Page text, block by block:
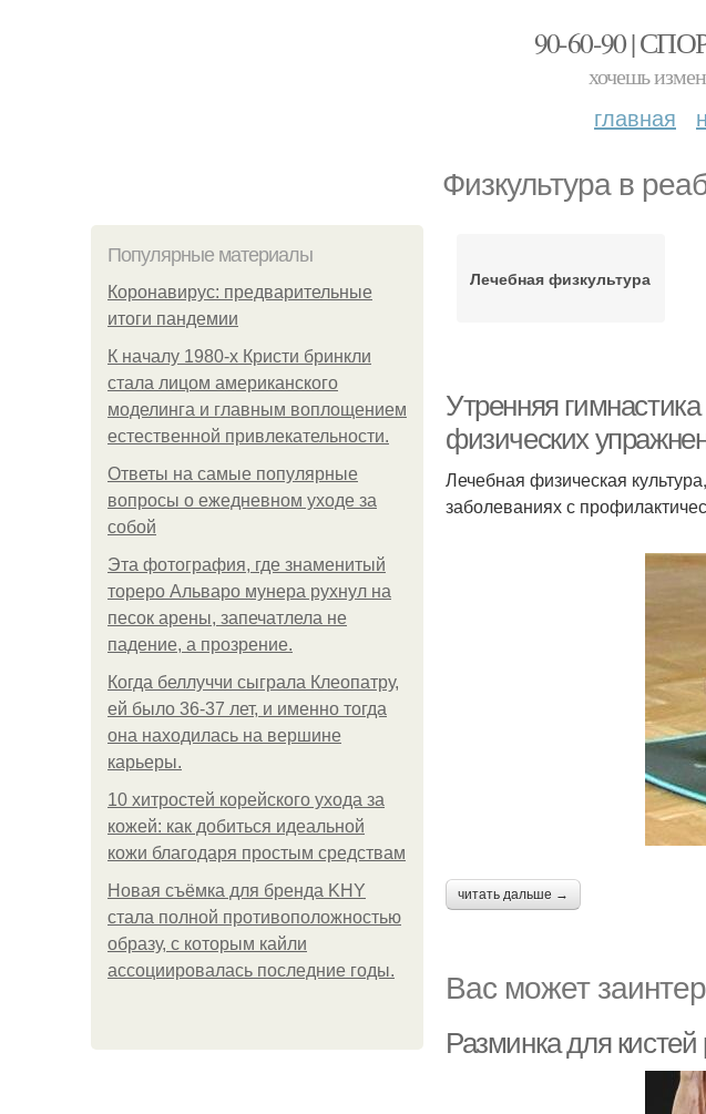
90-60-90 |
хочешь
главная
Физкультура в
Популярные материалы
Коронавирус: предварительные
итоги пандемии
К началу 1980-х Кристи бринкли
стала лицом американского
моделинга и главным воплощением
естественной привлекательности.
Ответы на самые популярные
вопросы о ежедневном уходе за
собой
Эта фотография, где знаменитый
тореро Альваро мунера рухнул на
песок арены, запечатлела не
падение, а прозрение.
Когда беллуччи сыграла Клеопатру,
ей было 36-37 лет, и именно тогда
она находилась на вершине
карьеры.
10 хитростей корейского ухода за
кожей: как добиться идеальной
кожи благодаря простым средствам
Новая съёмка для бренда KHY
стала полной противоположностью
образу, с которым кайли
ассоциировалась последние годы.
Лечебная физкультура
Утренняя
физических
Лечебная физическая
заболеваниях с
читать дальше →
Вас может
Разминка для кистей